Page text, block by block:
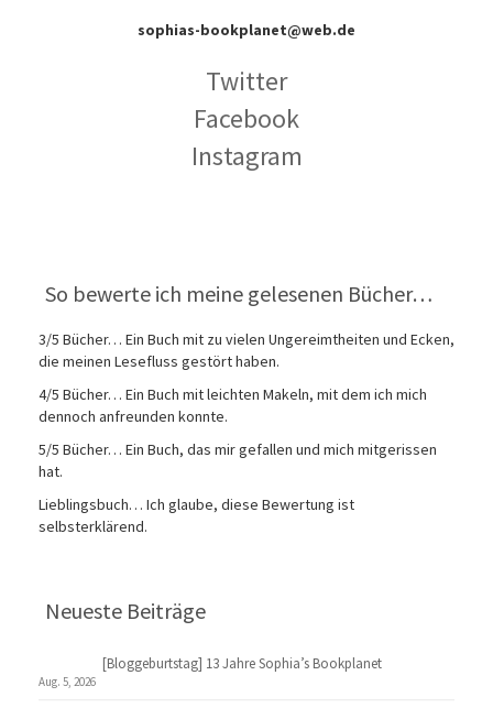
sophias-bookplanet@web.de
Twitter
Facebook
Instagram
So bewerte ich meine gelesenen Bücher…
3/5 Bücher… Ein Buch mit zu vielen Ungereimtheiten und Ecken,
die meinen Lesefluss gestört haben.
4/5 Bücher… Ein Buch mit leichten Makeln, mit dem ich mich
dennoch anfreunden konnte.
5/5 Bücher… Ein Buch, das mir gefallen und mich mitgerissen
hat.
Lieblingsbuch… Ich glaube, diese Bewertung ist
selbsterklärend.
Neueste Beiträge
[Bloggeburtstag] 13 Jahre Sophia’s Bookplanet
Aug. 5, 2026